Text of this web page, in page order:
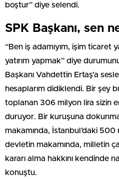
boştur” diye selendi.
SPK Başkanı, sen
“Ben iş adamıyım, işim
yatırım yapmak” diye
Başkanı Vahdettin Ertaş’a
hesaplarım didiklendi. Bir şey
toplanan 306 milyon lira sizin
duruyor. Bir kuruşuna
makamında, İstanbul’daki
devletin makamında, milletin
kararı alma hakkını kendinde
konuştu.